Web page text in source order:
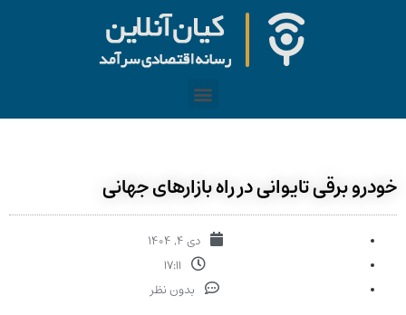
خودرو برقی تایوانی در راه بازارهای جهانی
دی ۴, ۱۴۰۴
۱۷:۱۱
بدون نظر